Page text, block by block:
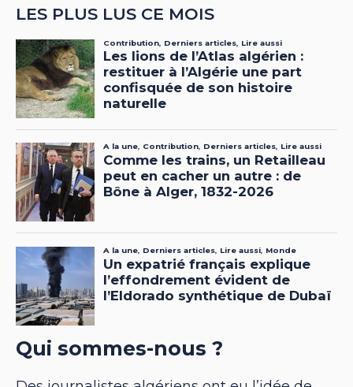
LES PLUS LUS CE MOIS
Qui sommes-nous ?